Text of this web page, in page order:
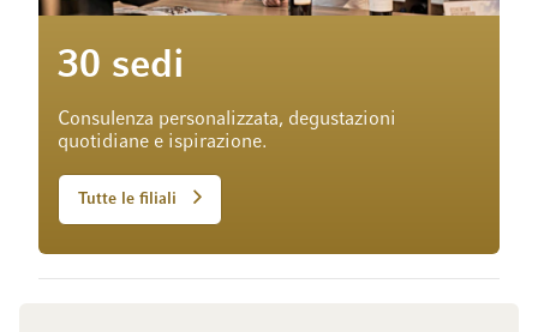
30 sedi
Consulenza personalizzata, degustazioni
quotidiane e ispirazione.
Tutte le filiali